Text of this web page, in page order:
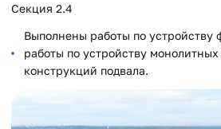
Секция 2.4
Выполнены работы по устройству
работы по устройству
конструкций подвала.